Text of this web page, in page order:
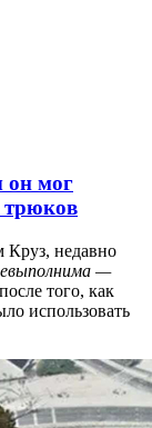
он мог
трюков⁠⁠
Круз, недавно
—
того, как
использовать